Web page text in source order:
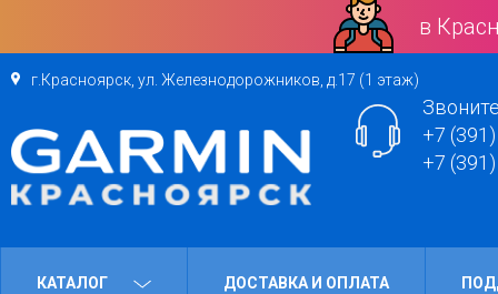
в
г.Красноярск, ул. Железнодорожников, д.17 (1 этаж)
+7
+7
КАТАЛОГ ДОСТАВКА И ОПЛАТА